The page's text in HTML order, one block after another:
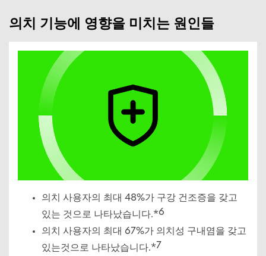
의치 기능에 영향을 미치는 원인들
의치 사용자의 최대 48%가 구강 건조증을 갖고
있는 것으로 나타났습니다.*6
의치 사용자의 최대 67%가 의치성 구내염을 갖고
있는것으로 나타났습니다.*7